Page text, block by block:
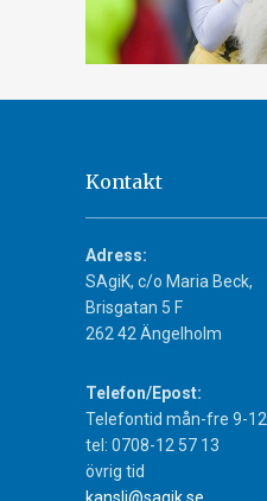
Kontakt
Adress:
SAgiK, c/o Maria Beck,
Brisgatan 5 F
262 42 Ängelholm
Telefon/Epost:
Telefontid mån-fre 9-12
tel: 0708-12 57 13
övrig tid
kansli@sagik.se